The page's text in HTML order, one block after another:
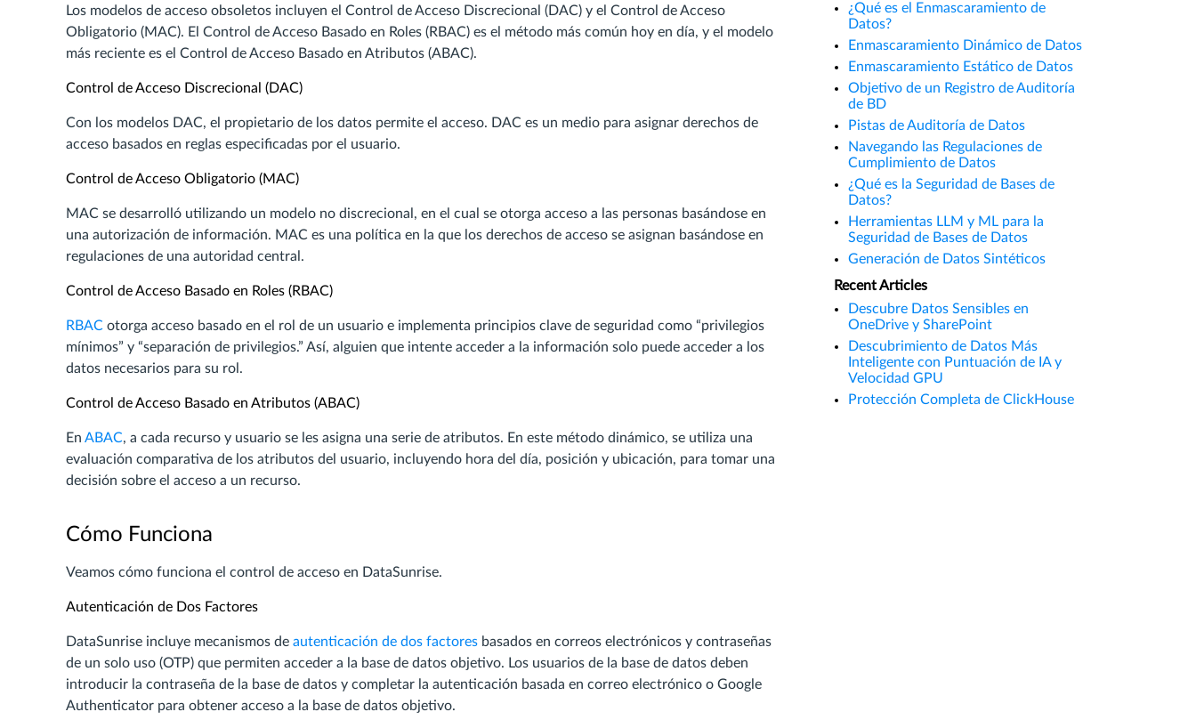
Los modelos de acceso obsoletos incluyen el Control de Acceso Discrecional (DAC) y el Control de Acceso
Obligatorio (MAC). El Control de Acceso Basado en Roles (RBAC) es el método más común hoy en día, y el modelo
más reciente es el Control de Acceso Basado en Atributos (ABAC).
Control de Acceso Discrecional (DAC)
Con los modelos DAC, el propietario de los datos permite el acceso. DAC es un medio para asignar derechos de
acceso basados en reglas especificadas por el usuario.
Control de Acceso Obligatorio (MAC)
MAC se desarrolló utilizando un modelo no discrecional, en el cual se otorga acceso a las personas basándose en
una autorización de información. MAC es una política en la que los derechos de acceso se asignan basándose en
regulaciones de una autoridad central.
Control de Acceso Basado en Roles (RBAC)
RBAC otorga acceso basado en el rol de un usuario e implementa principios clave de seguridad como “privilegios
mínimos” y “separación de privilegios.” Así, alguien que intente acceder a la información solo puede acceder a los
datos necesarios para su rol.
Control de Acceso Basado en Atributos (ABAC)
En ABAC, a cada recurso y usuario se les asigna una serie de atributos. En este método dinámico, se utiliza una
evaluación comparativa de los atributos del usuario, incluyendo hora del día, posición y ubicación, para tomar una
decisión sobre el acceso a un recurso.
Cómo Funciona
Veamos cómo funciona el control de acceso en DataSunrise.
Autenticación de Dos Factores
DataSunrise incluye mecanismos de autenticación de dos factores basados en correos electrónicos y contraseñas
de un solo uso (OTP) que permiten acceder a la base de datos objetivo. Los usuarios de la base de datos deben
introducir la contraseña de la base de datos y completar la autenticación basada en correo electrónico o Google
Authenticator para obtener acceso a la base de datos objetivo.
¿Qué es el Enmascaramiento de
Datos?
Enmascaramiento Dinámico de Datos
Enmascaramiento Estático de Datos
Objetivo de un Registro de Auditoría
de BD
Pistas de Auditoría de Datos
Navegando las Regulaciones de
Cumplimiento de Datos
¿Qué es la Seguridad de Bases de
Datos?
Herramientas LLM y ML para la
Seguridad de Bases de Datos
Generación de Datos Sintéticos
Recent Articles
Descubre Datos Sensibles en
OneDrive y SharePoint
Descubrimiento de Datos Más
Inteligente con Puntuación de IA y
Velocidad GPU
Protección Completa de ClickHouse